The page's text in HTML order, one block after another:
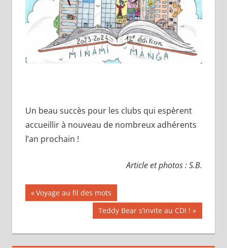
Un beau succès pour les clubs qui espèrent
accueillir à nouveau de nombreux adhérents
l’an prochain !
Article et photos : S.B.
Navigation
l’article
Publication
précédente :
Voyage au fil des mots
Publication
suivante :
Teddy Bear s’invite au CDI !